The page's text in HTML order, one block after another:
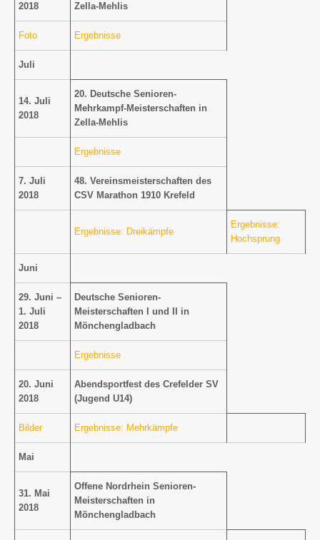
2018
Zella-Mehlis
Foto Ergebnisse
Juli
14. Juli
2018
20. Deutsche Senioren-
Mehrkampf-Meisterschaften in
Zella-Mehlis
Ergebnisse
7. Juli
2018
48. Vereinsmeisterschaften des
CSV Marathon 1910 Krefeld
Ergebnisse: Dreikämpfe
Ergebnisse:
Hochsprung
Juni
29. Juni –
1. Juli
2018
Deutsche Senioren-
Meisterschaften I und II in
Mönchengladbach
Ergebnisse
20. Juni
2018
Abendsportfest des Crefelder SV
(Jugend U14)
Bilder Ergebnisse: Mehrkämpfe
Mai
31. Mai
2018
Offene Nordrhein Senioren-
Meisterschaften in
Mönchengladbach